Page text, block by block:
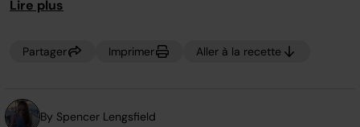
Lire plus
Partager Imprimer Aller à la recette
By Spencer Lengsfield